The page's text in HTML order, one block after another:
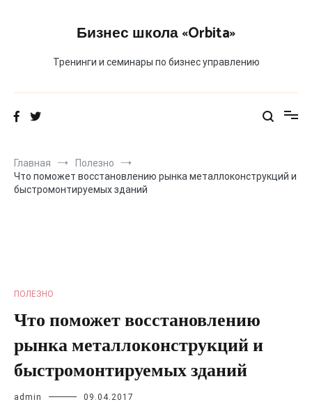
Бизнес школа «Orbita»
Тренинги и семинары по бизнес управлению
Главная
Полезно
Что поможет восстановлению рынка металлоконструкций и
быстромонтируемых зданий
ПОЛЕЗНО
Что поможет восстановлению
рынка металлоконструкций и
быстромонтируемых зданий
admin 09.04.2017